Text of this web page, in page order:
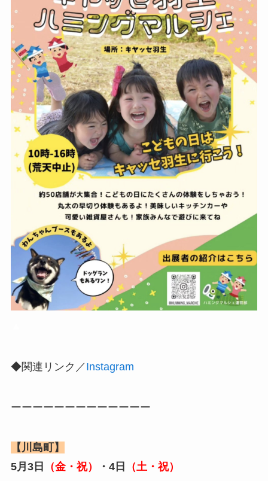
◆関連リンク／ Instagram
ーーーーーーーーーーーーー
【川島町】
5月3日
（金・祝） ・4日 （土・祝）